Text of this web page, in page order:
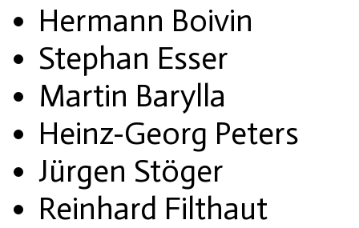
Hermann Boivin
Stephan Esser
Martin Barylla
Heinz-Georg Peters
Jürgen Stöger
Reinhard Filthaut